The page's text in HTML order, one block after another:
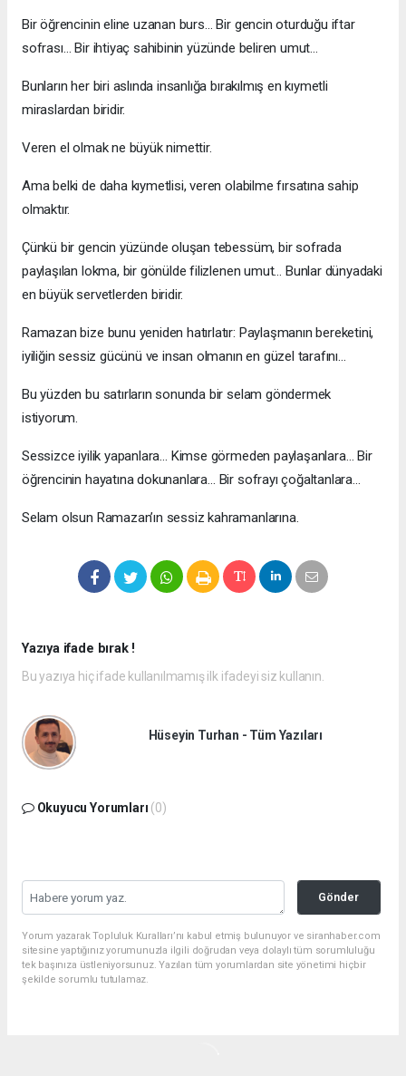
Bir öğrencinin eline uzanan burs… Bir gencin oturduğu iftar
sofrası… Bir ihtiyaç sahibinin yüzünde beliren umut…
Bunların her biri aslında insanlığa bırakılmış en kıymetli
miraslardan biridir.
Veren el olmak ne büyük nimettir.
Ama belki de daha kıymetlisi, veren olabilme fırsatına sahip
olmaktır.
Çünkü bir gencin yüzünde oluşan tebessüm, bir sofrada
paylaşılan lokma, bir gönülde filizlenen umut… Bunlar dünyadaki
en büyük servetlerden biridir.
Ramazan bize bunu yeniden hatırlatır: Paylaşmanın bereketini,
iyiliğin sessiz gücünü ve insan olmanın en güzel tarafını…
Bu yüzden bu satırların sonunda bir selam göndermek
istiyorum.
Sessizce iyilik yapanlara… Kimse görmeden paylaşanlara… Bir
öğrencinin hayatına dokunanlara… Bir sofrayı çoğaltanlara…
Selam olsun Ramazan’ın sessiz kahramanlarına.
Yazıya ifade bırak !
Bu yazıya hiç ifade kullanılmamış ilk ifadeyi siz kullanın.
Hüseyin Turhan - Tüm Yazıları
Okuyucu Yorumları (0)
Gönder
Yorum yazarak Topluluk Kuralları’nı kabul etmiş bulunuyor ve siranhaber.com
sitesine yaptığınız yorumunuzla ilgili doğrudan veya dolaylı tüm sorumluluğu
tek başınıza üstleniyorsunuz. Yazılan tüm yorumlardan site yönetimi hiçbir
şekilde sorumlu tutulamaz.